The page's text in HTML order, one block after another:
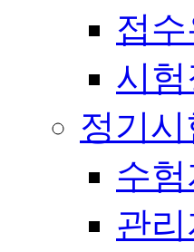
접
시
정기
수
관